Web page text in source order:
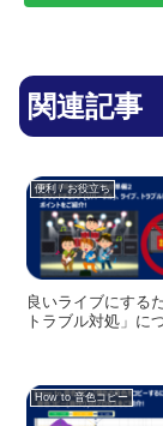
関連記事
便利 / お役立ち
良いライブにする
トラブル対処」に
How to 音色コピー